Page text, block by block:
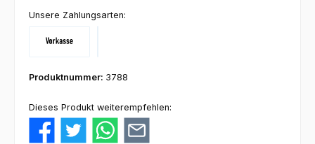
Unsere Zahlungsarten:
Produktnummer: 3788
Dieses Produkt weiterempfehlen: